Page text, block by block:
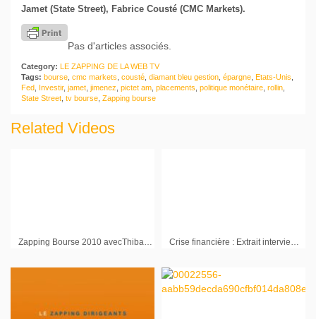
Jamet (State Street), Fabrice Cousté (CMC Markets).
Pas d'articles associés.
Category: LE ZAPPING DE LA WEB TV
Tags: bourse cmc markets cousté diamant bleu gestion épargne Etats-Unis
Fed Investir, jamet jimenez pictet am placements politique monétaire rollin
State Street tv bourse Zapping bourse
Related Videos
Zapping Bourse 2010 avecThibaut Gemignani (adenclassifieds), Pascal Chevalier (Netbooster), Carole Walter (Come & Stay), et Sylvain Gauthier (Staff&Line) Crise financière : Extrait interview Xavier Lépine Président Directoire UFG-LFP